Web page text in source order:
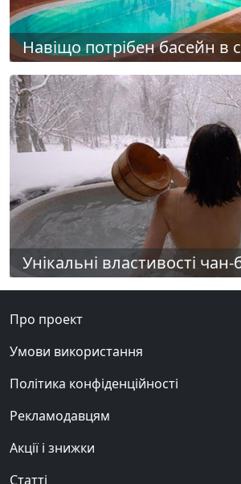
Навіщо потрібен басейн в
Унікальні властивості
Про проект
Умови використання
Політика конфіденційності
Рекламодавцям
Акції і знижки
Статті